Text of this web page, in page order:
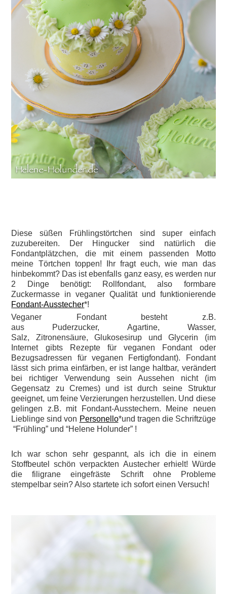
Diese süßen Frühlingstörtchen sind super einfach
zuzubereiten. Der Hingucker sind natürlich die
Fondantplätzchen, die mit einem passenden Motto
meine Törtchen toppen! Ihr fragt euch, wie man das
hinbekommt? Das ist ebenfalls ganz easy, es werden nur
2 Dinge benötigt: Rollfondant, also formbare
Zuckermasse in veganer Qualität und funktionierende
Fondant-Ausstecher*!
Veganer Fondant besteht z.B.
aus Puderzucker, Agartine, Wasser,
Salz, Zitronensäure, Glukosesirup und Glycerin (im
Internet gibts Rezepte für veganen Fondant oder
Bezugsadressen für veganen Fertigfondant). Fondant
lässt sich prima einfärben, er ist lange haltbar, verändert
bei richtiger Verwendung sein Aussehen nicht (im
Gegensatz zu Cremes) und ist durch seine Struktur
geeignet, um feine Verzierungen herzustellen. Und diese
gelingen z.B. mit Fondant-Ausstechern. Meine neuen
Lieblinge sind von Personello*und tragen die Schriftzüge
“Frühling” und “Helene Holunder” !
Ich war schon sehr gespannt, als ich die in einem
Stoffbeutel schön verpackten Austecher erhielt! Würde
die filigrane eingefräste Schrift ohne Probleme
stempelbar sein? Also startete ich sofort einen Versuch!